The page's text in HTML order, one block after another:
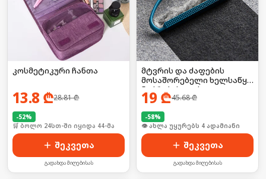
კოსმეტიკური ჩანთა
13.8 ₾28.81₾
-52%
🛒 ბოლო 24სთ-ში იყიდა 44-მა
შეკვეთა
გადახდა მიღებისას
მტვრის და ძაფების
მოსაშორებელი ხელსაწყო
ნაჭრებისთვის 2ც
19 ₾45.68₾
-58%
🛒 ბოლო 24სთ-ში იყიდა 5-მა
შეკვეთა
გადახდა მიღებისას